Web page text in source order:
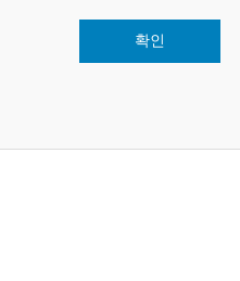
확인